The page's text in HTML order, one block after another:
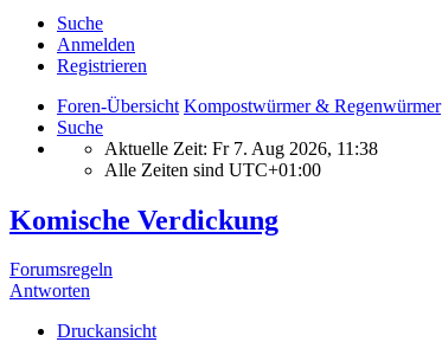
Suche
Anmelden
Registrieren
Foren-Übersicht Kompostwürmer & Regenwürmer
Suche
Aktuelle Zeit: Fr 7. Aug 2026, 11:38
Alle Zeiten sind UTC+01:00
Komische Verdickung
Forumsregeln
Antworten
Druckansicht